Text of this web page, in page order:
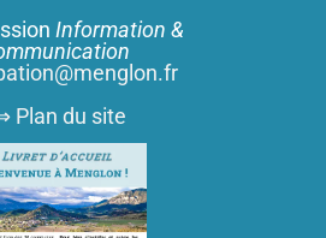
Information &
Plan du site